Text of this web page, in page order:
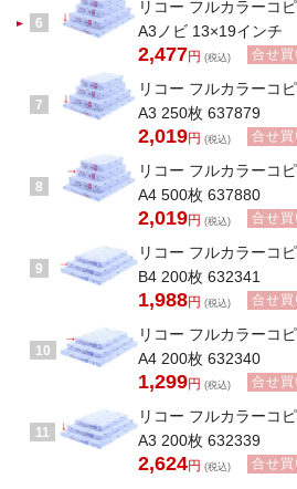
6
リコー フルカラーコ
A3ノビ 13×19インチ
2,477円 (税込) 合せ買
7
リコー フルカラーコ
A3 250枚 637879
2,019円 (税込) 合せ買
8
リコー フルカラーコ
A4 500枚 637880
2,019円 (税込) 合せ買
9
リコー フルカラーコ
B4 200枚 632341
1,988円 (税込) 合せ買
10
リコー フルカラーコ
A4 200枚 632340
1,299円 (税込) 合せ買
11
リコー フルカラーコ
A3 200枚 632339
2,624円 (税込) 合せ買